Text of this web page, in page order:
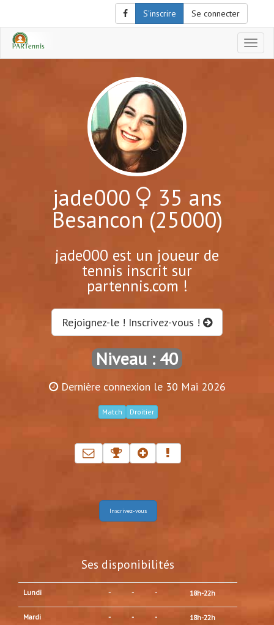
S'inscrire Se connecter
le
jade000 35 ans
Besancon (25000)
jade000 est un joueur de
tennis inscrit sur
partennis.com !
Rejoignez-le ! Inscrivez-vous !
Niveau : 40
Dernière connexion le 30 Mai 2026
Match Droitier
Inscrivez-vous
Ses disponibilités
Lundi - - - 18h-22h
Mardi - - - 18h-22h